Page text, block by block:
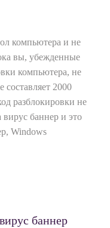
компьютера и не
вы, убежденные
компьютера, не
составляет 2000
разблокировки не
вирус баннер и это
Windows
баннер